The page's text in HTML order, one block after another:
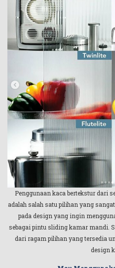
Penggunaan kaca bertekstur dari
adalah salah satu pilihan yang
pada design yang ingin
sebagai pintu sliding kamar mandi.
dari ragam pilihan yang tersedia
design